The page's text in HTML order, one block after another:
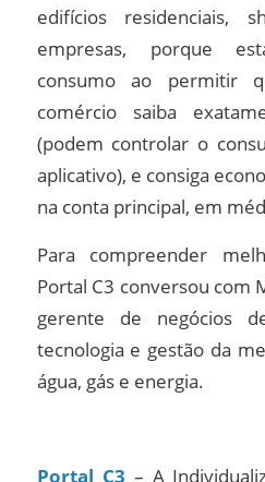
edifícios residenciais,
empresas, porque
consumo ao permitir
comércio saiba
(podem controlar o
aplicativo), e consiga
na conta principal, em
Para compreender
Portal C3 conversou com
gerente de negócios
tecnologia e gestão da
água, gás e energia.
Portal C3 – A